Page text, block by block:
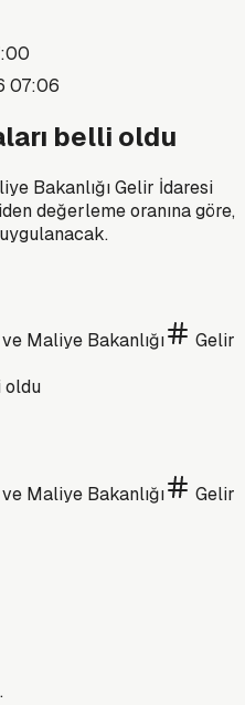
07:06
belli oldu
Bakanlığı Gelir İdaresi
değerleme oranına göre,
Maliye Bakanlığı
Gelir
Maliye Bakanlığı
Gelir